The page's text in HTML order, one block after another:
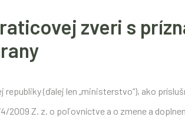
zveri s
(ďalej len „ministerstvo“), ako
2009 Z. z. o poľovníctve a o zmene a